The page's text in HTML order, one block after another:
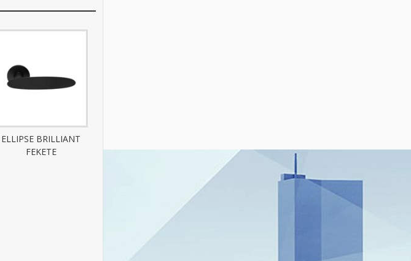
ELLIPSE BRILLIANT
FEKETE